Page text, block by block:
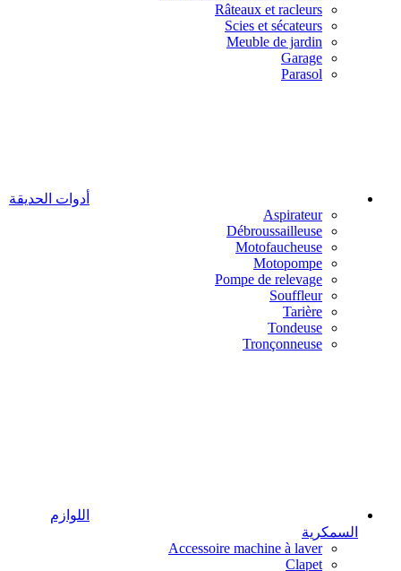
Râteaux et racleurs
Scies et sécateurs
Meuble de jardin
Garage
Parasol
أدوات الحديقة
Aspirateur
Débroussailleuse
Motofaucheuse
Motopompe
Pompe de relevage
Souffleur
Tarière
Tondeuse
Tronçonneuse
اللوازم
السمكرية
Accessoire machine à laver
Clapet